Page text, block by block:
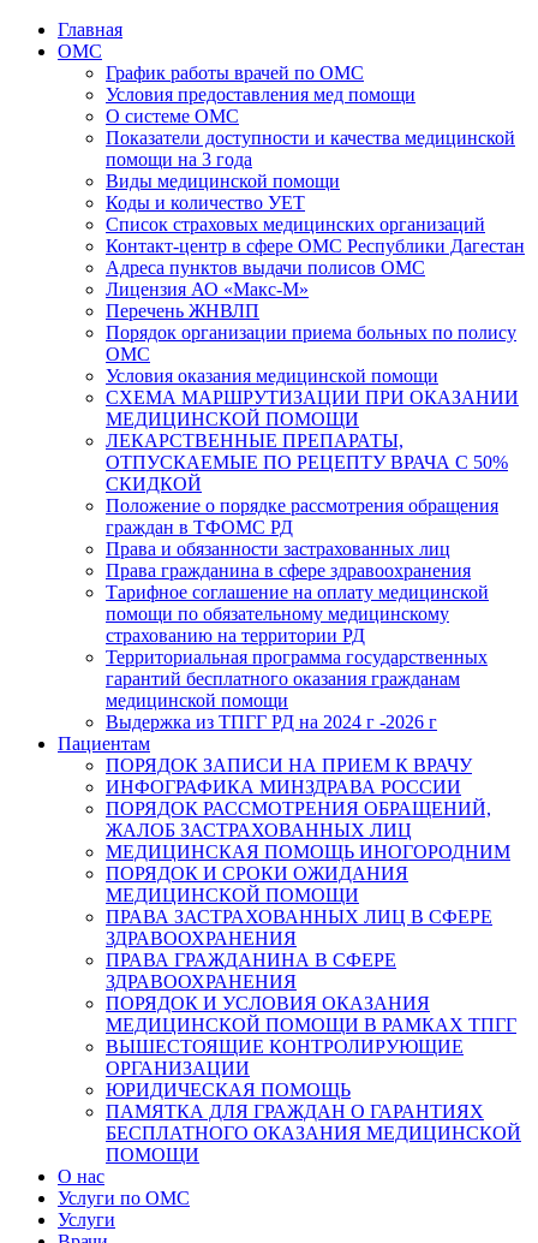
Главная
ОМС
График работы врачей по ОМС
Условия предоставления мед помощи
О системе ОМС
Показатели доступности и качества медицинской
помощи на 3 года
Виды медицинской помощи
Коды и количество УЕТ
Список страховых медицинских организаций
Контакт-центр в сфере ОМС Республики Дагестан
Адреса пунктов выдачи полисов ОМС
Лицензия АО «Макс-М»
Перечень ЖНВЛП
Порядок организации приема больных по полису
ОМС
Условия оказания медицинской помощи
СХЕМА МАРШРУТИЗАЦИИ ПРИ ОКАЗАНИИ
МЕДИЦИНСКОЙ ПОМОЩИ
ЛЕКАРСТВЕННЫЕ ПРЕПАРАТЫ,
ОТПУСКАЕМЫЕ ПО РЕЦЕПТУ ВРАЧА С 50%
СКИДКОЙ
Положение о порядке рассмотрения обращения
граждан в ТФОМС РД
Права и обязанности застрахованных лиц
Права гражданина в сфере здравоохранения
Тарифное соглашение на оплату медицинской
помощи по обязательному медицинскому
страхованию на территории РД
Территориальная программа государственных
гарантий бесплатного оказания гражданам
медицинской помощи
Выдержка из ТПГГ РД на 2024 г -2026 г
Пациентам
ПОРЯДОК ЗАПИСИ НА ПРИЕМ К ВРАЧУ
ИНФОГРАФИКА МИНЗДРАВА РОССИИ
ПОРЯДОК РАССМОТРЕНИЯ ОБРАЩЕНИЙ,
ЖАЛОБ ЗАСТРАХОВАННЫХ ЛИЦ
МЕДИЦИНСКАЯ ПОМОЩЬ ИНОГОРОДНИМ
ПОРЯДОК И СРОКИ ОЖИДАНИЯ
МЕДИЦИНСКОЙ ПОМОЩИ
ПРАВА ЗАСТРАХОВАННЫХ ЛИЦ В СФЕРЕ
ЗДРАВООХРАНЕНИЯ
ПРАВА ГРАЖДАНИНА В СФЕРЕ
ЗДРАВООХРАНЕНИЯ
ПОРЯДОК И УСЛОВИЯ ОКАЗАНИЯ
МЕДИЦИНСКОЙ ПОМОЩИ В РАМКАХ ТПГГ
ВЫШЕСТОЯЩИЕ КОНТРОЛИРУЮЩИЕ
ОРГАНИЗАЦИИ
ЮРИДИЧЕСКАЯ ПОМОЩЬ
ПАМЯТКА ДЛЯ ГРАЖДАН О ГАРАНТИЯХ
БЕСПЛАТНОГО ОКАЗАНИЯ МЕДИЦИНСКОЙ
ПОМОЩИ
О нас
Услуги по ОМС
Услуги